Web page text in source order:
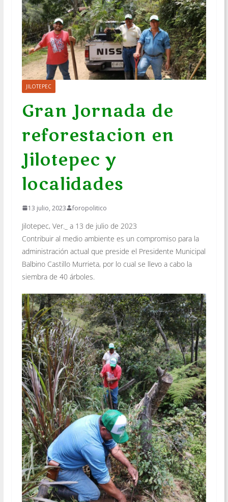
JILOTEPEC
Gran Jornada de
reforestacion en
Jilotepec y
localidades
13 julio, 2023 foropolitico
Jilotepec, Ver._ a 13 de julio de 2023
Contribuir al medio ambiente es un compromiso para la
administración actual que preside el Presidente Municipal
Balbino Castillo Murrieta, por lo cual se llevo a cabo la
siembra de 40 árboles.